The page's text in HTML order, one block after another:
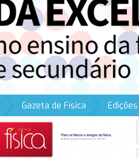
Gazeta de Física Edições